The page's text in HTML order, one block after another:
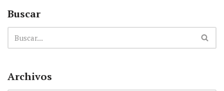
Buscar
Archivos